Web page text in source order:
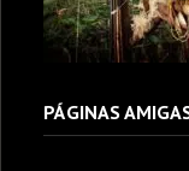
PÁGINAS